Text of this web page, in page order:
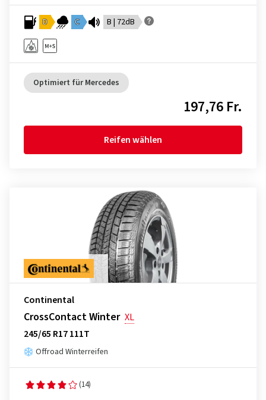
D C B | 72dB
Optimiert für Mercedes
197,76 Fr.
Reifen wählen
Continental
CrossContact Winter XL
245/65 R17 111T
Offroad Winterreifen
(14)